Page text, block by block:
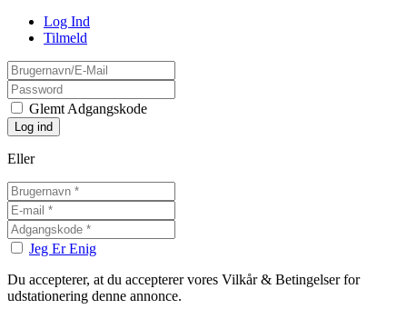
Log Ind
Tilmeld
Glemt Adgangskode
Eller
Jeg Er Enig
Du accepterer, at du accepterer vores Vilkår & Betingelser for
udstationering denne annonce.